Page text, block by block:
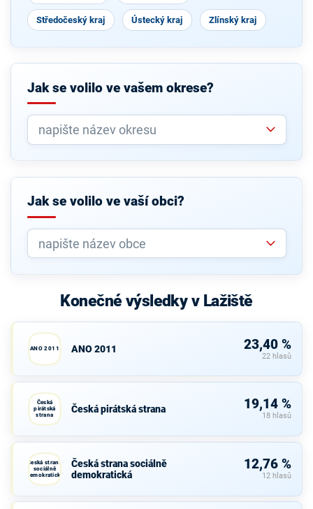
Středočeský kraj Ústecký kraj Zlínský kraj
Jak se volilo ve vašem okrese?
Jak se volilo ve vaší obci?
Konečné výsledky v Lažiště
ANO 2011 ANO 2011 23,40 %
22 hlasů
Česká
pirátská
strana
Česká pirátská strana 19,14 %
18 hlasů
Česká strana
sociálně
demokratická
Česká strana sociálně
demokratická
12,76 %
12 hlasů